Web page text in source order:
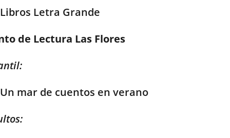
Libros Letra Grande
de Lectura Las Flores
Un mar de cuentos en verano